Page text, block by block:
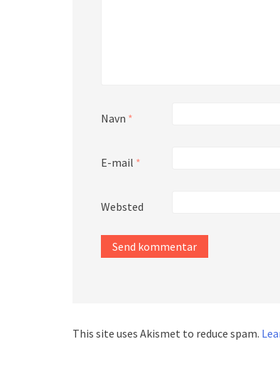
Navn *
E-mail *
Websted
This site uses Akismet to reduce spam.